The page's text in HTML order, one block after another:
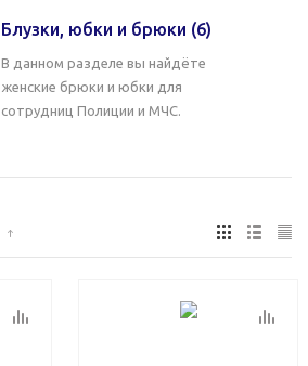
Блузки, юбки и брюки (6)
В данном разделе вы найдёте
женские брюки и юбки для
сотрудниц Полиции и МЧС.